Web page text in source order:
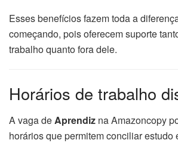
Esses benefícios fazem toda a
começando, pois oferecem suporte
trabalho quanto fora dele.
Horários de trabalho
A vaga deAprendiz na Amazoncopy
horários que permitem conciliar estudo